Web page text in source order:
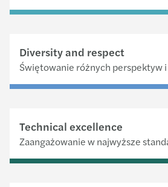
Diversity and respect
Świętowanie różnych perspektyw
Technical excellence
Zaangażowanie w najwyższe